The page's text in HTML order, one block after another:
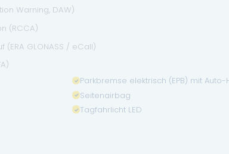
Warning, DAW)
(RCCA)
GLONASS / eCall)
Parkbremse elektrisch (EPB) mit Auto-
Seitenairbag
Tagfahrlicht LED